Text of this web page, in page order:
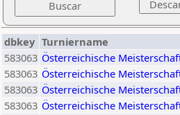
dbkey Turniername
583063 Österreichische
583063 Österreichische
583063 Österreichische
583063 Österreichische